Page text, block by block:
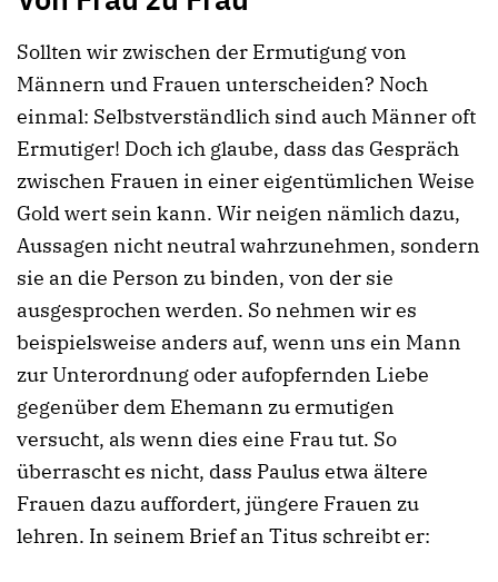
Sollten wir zwischen der Ermutigung von
Männern und Frauen unterscheiden? Noch
einmal: Selbstverständlich sind auch Männer oft
Ermutiger! Doch ich glaube, dass das Gespräch
zwischen Frauen in einer eigentümlichen Weise
Gold wert sein kann. Wir neigen nämlich dazu,
Aussagen nicht neutral wahrzunehmen, sondern
sie an die Person zu binden, von der sie
ausgesprochen werden. So nehmen wir es
beispielsweise anders auf, wenn uns ein Mann
zur Unterordnung oder aufopfernden Liebe
gegenüber dem Ehemann zu ermutigen
versucht, als wenn dies eine Frau tut. So
überrascht es nicht, dass Paulus etwa ältere
Frauen dazu auffordert, jüngere Frauen zu
lehren. In seinem Brief an Titus schreibt er: